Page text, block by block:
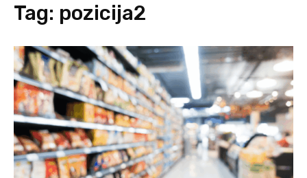
Tag: pozicija2